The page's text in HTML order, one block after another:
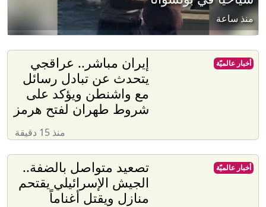
منذ ساعة
إيران مباشر.. عراقجي
يتحدث عن تبادل رسائل
مع واشنطن ويؤكد على
شروط طهران لفتح هرمز
منذ 15 دقيقة
أخبار عالميّة
تصعيد متواصل بالضفة..
الجيش الإسرائيلي يقتحم
منازل ويقتل أغناماً
أخبار عالميّة